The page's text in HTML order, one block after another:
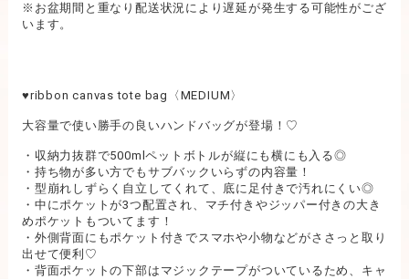
※お盆期間と重なり配送状況により遅延が発生する可能性がござ
います。
♥︎ribbon canvas tote bag〈MEDIUM〉
大容量で使い勝手の良いハンドバッグが登場！♡
・収納力抜群で500mlペットボトルが縦にも横にも入る◎
・持ち物が多い方でもサブバックいらずの内容量！
・型崩れしずらく自立してくれて、底に足付きで汚れにくい◎
・中にポケットが3つ配置され、マチ付きやジッパー付きの大き
めポケットもついてます！
・外側背面にもポケット付きでスマホや小物などがささっと取り
出せて便利♡
・背面ポケットの下部はマジックテープがついているため、キャ